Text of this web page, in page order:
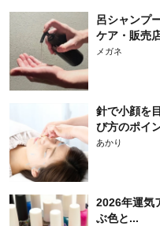
呂シャンプ
ケア・販売
メガネ
針で小顔を
び方のポイ
あかり
2026年運気
ぶ色と...